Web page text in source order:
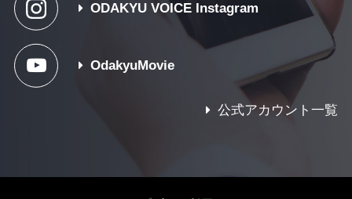
ODAKYU VOICE Instagram
OdakyuMovie
公式アカウント一覧